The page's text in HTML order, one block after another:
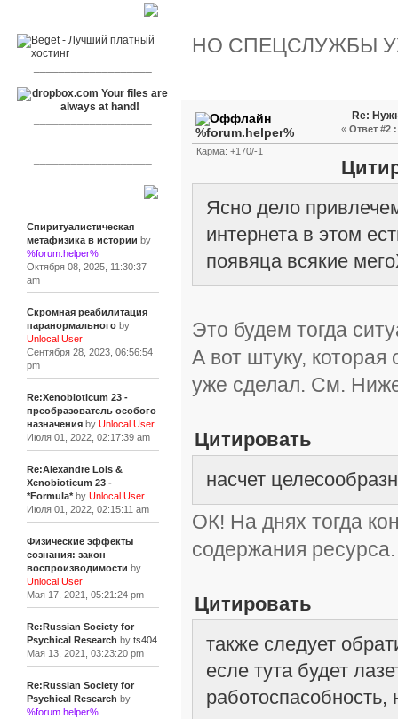
Спиритуалистическая
метафизика в истории by
%forum.helper%
Октября 08, 2025, 11:30:37
am
Скромная реабилитация
паранормальногоby
Unlocal User
Сентября 28, 2023, 06:56:54
pm
Re:Xenobioticum 23 -
преобразователь особого
назначенияby Unlocal User
Июля 01, 2022, 02:17:39 am
Re:Alexandre Lois &
Xenobioticum 23 -
*Formula*by Unlocal User
Июля 01, 2022, 02:15:11 am
Физические эффекты
сознания: закон
воспроизводимости by
Unlocal User
Мая 17, 2021, 05:21:24 pm
Re:Russian Society for
Psychical Research by ts404
Мая 13, 2021, 03:23:20 pm
Re:Russian Society for
Psychical Research by
%forum.helper%
НО СПЕЦСЛУЖБЫ
%forum.helper%
Карма: +170/-1
Re:
« Ответ #2 :
Ясно дело
интернета в этом
появяца всякие
Это будем тогда
А вот штуку,
уже сделал. См.
Цитировать
насчет
ОК! На днях тогда
содержания ресурса.
Цитировать
также следует
есле тута будет